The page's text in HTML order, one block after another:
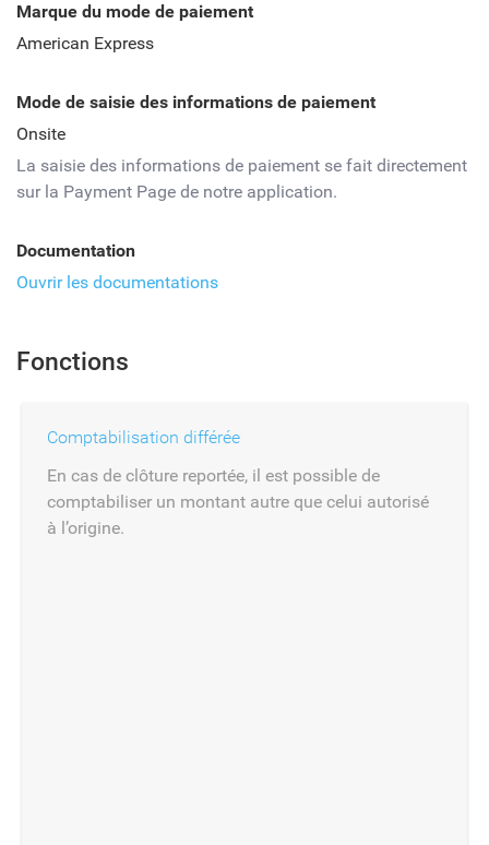
Marque du mode de paiement
American Express
Mode de saisie des informations de paiement
Onsite
La saisie des informations de paiement se fait directement
sur la Payment Page de notre application.
Documentation
Ouvrir les documentations
Fonctions
Comptabilisation différée
En cas de clôture reportée, il est possible de
comptabiliser un montant autre que celui autorisé
à l’origine.